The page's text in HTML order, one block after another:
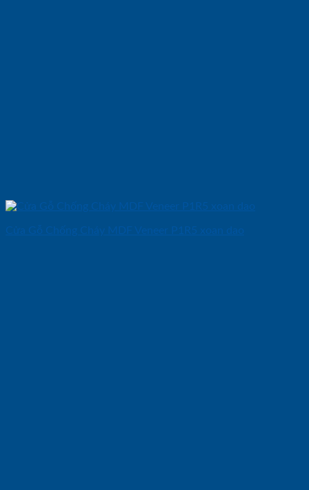
Cửa Gỗ Chống Cháy MDF Veneer P1R5 xoan dao